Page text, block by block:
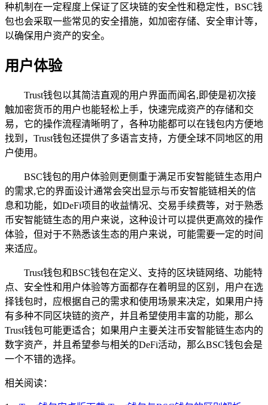
种机制在一定程度上保证了区块链的安全性和稳定性，BSC钱
包也会采取一些常见的安全措施，如加密存储、安全审计等，
以确保用户资产的安全。
用户体验
Trust钱包以其简洁直观的用户界面而闻名,即使是初次接
触加密货币的用户也能轻松上手，快速完成资产的存储和交
易，它的操作流程清晰明了，各种功能都可以在钱包内方便地
找到，Trust钱包还提供了多语言支持，方便全球不同地区的用
户使用。
BSC钱包的用户体验则更侧重于满足币安智能链生态用户
的需求,它的界面设计通常会突出显示与币安智能链相关的信
息和功能，如DeFi项目的收益情况、交易手续费等，对于熟悉
币安智能链生态的用户来说，这种设计可以提供更高效的操作
体验，但对于不熟悉该生态的用户来说，可能需要一定的时间
来适应。
Trust钱包和BSC钱包在定义、支持的区块链网络、功能特
点、安全性和用户体验等方面都存在着明显的区别，用户在选
择钱包时，应根据自己的需求和使用场景来决定，如果用户持
有多种不同区块链的资产，并且希望使用丰富的功能，那么
Trust钱包可能更适合；如果用户主要关注币安智能链生态内的
数字资产，并且希望参与相关的DeFi活动，那么BSC钱包会是
一个不错的选择。
相关阅读：